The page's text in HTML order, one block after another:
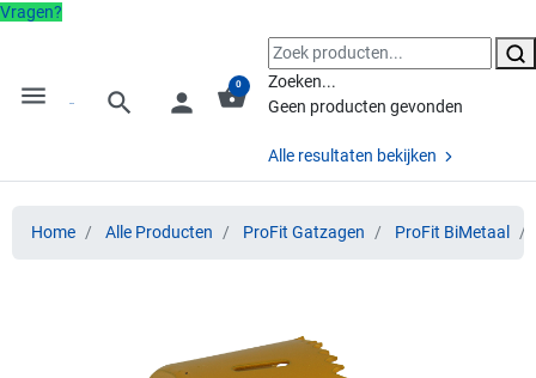
Vragen?
menu search person shopping_basket
0
Zoeken...
Geen producten gevonden
Alle resultaten bekijken
Home Alle Producten ProFit Gatzagen ProFit BiMetaal